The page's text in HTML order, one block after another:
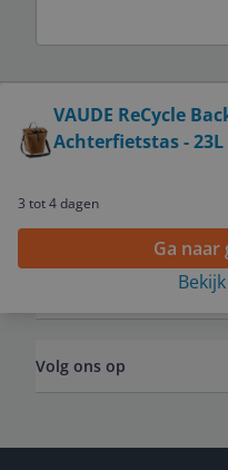
VAUDE ReCycle
Achterfietstas -
3 tot 4 dagen
Ga
Service
Algemeen
Volg ons op